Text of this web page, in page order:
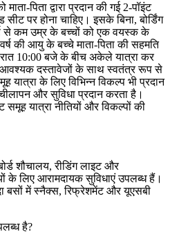
पिता द्वारा प्रदान की गई 2-पॉइंट
पर होना चाहिए। इसके बिना, बोर्डिंग
से कम उम्र के बच्चों को एक वयस्क के
की आयु के बच्चे माता-पिता की सहमति
10:00 बजे के बीच अकेले यात्रा कर
दस्तावेजों के साथ स्वतंत्र रूप से
के लिए विभिन्न विकल्प भी प्रदान
और सुविधा प्रदान करता है।
यात्रा नीतियों और विकल्पों की
शौचालय, रीडिंग लाइट और
के लिए आरामदायक सुविधाएं उपलब्ध हैं।
बसों में स्नैक्स, रिफ्रेशमेंट और यूएसबी
है?